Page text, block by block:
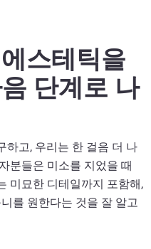
스테틱을
단계로 나
하고, 우리는 한 걸음 더 나
분들은 미소를 지었을 때
미묘한 디테일까지 포함해,
를 원한다는 것을 잘 알고